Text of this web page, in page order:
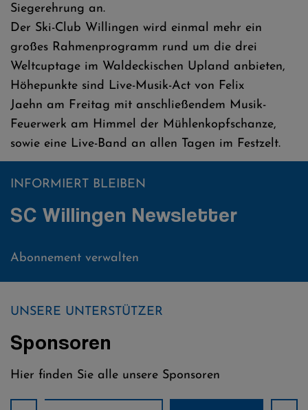
Siegerehrung an.
Der Ski-Club Willingen wird einmal mehr ein
großes Rahmenprogramm rund um die drei
Weltcuptage im Waldeckischen Upland anbieten,
Höhepunkte sind Live-Musik-Act von Felix
Jaehn am Freitag mit anschließendem Musik-
Feuerwerk am Himmel der Mühlenkopfschanze,
sowie eine Live-Band an allen Tagen im Festzelt.
INFORMIERT BLEIBEN
SC Willingen Newsletter
Abonnement verwalten
UNSERE UNTERSTÜTZER
Sponsoren
Hier finden Sie alle unsere Sponsoren